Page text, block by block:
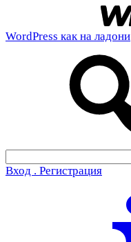
WordPress как на ладони
Вход . Регистрация